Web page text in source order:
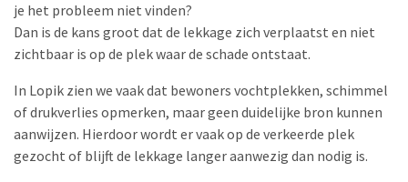
je het probleem niet vinden?
Dan is de kans groot dat de lekkage zich verplaatst en niet
zichtbaar is op de plek waar de schade ontstaat.
In Lopik zien we vaak dat bewoners vochtplekken, schimmel
of drukverlies opmerken, maar geen duidelijke bron kunnen
aanwijzen. Hierdoor wordt er vaak op de verkeerde plek
gezocht of blijft de lekkage langer aanwezig dan nodig is.